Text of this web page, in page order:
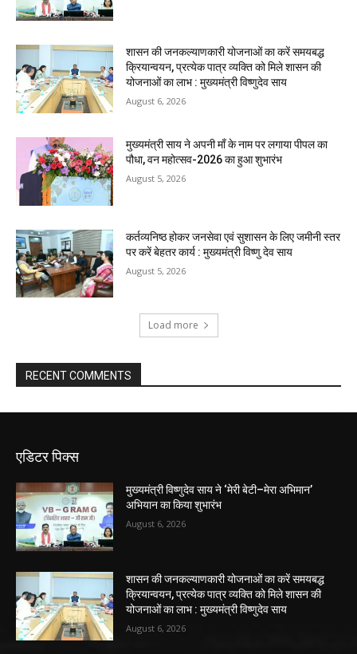
शासन की जनकल्याणकारी योजनाओं का करें समयबद्ध
क्रियान्वयन, प्रत्येक पात्र व्यक्ति को मिले शासन की
योजनाओं का लाभ : मुख्यमंत्री विष्णुदेव साय
August 6, 2026
मुख्यमंत्री साय ने अपनी माँ के नाम पर लगाया पीपल का
पौधा, वन महोत्सव-2026 का हुआ शुभारंभ
August 5, 2026
कर्तव्यनिष्ठ होकर जनसेवा एवं सुशासन के लिए जमीनी स्तर
पर करें बेहतर कार्य : मुख्यमंत्री विष्णु देव साय
August 5, 2026
Load more
RECENT COMMENTS
एडिटर पिक्स
मुख्यमंत्री विष्णुदेव साय ने ‘मेरी बेटी–मेरा अभिमान’
अभियान का किया शुभारंभ
August 6, 2026
शासन की जनकल्याणकारी योजनाओं का करें समयबद्ध
क्रियान्वयन, प्रत्येक पात्र व्यक्ति को मिले शासन की
योजनाओं का लाभ : मुख्यमंत्री विष्णुदेव साय
August 6, 2026